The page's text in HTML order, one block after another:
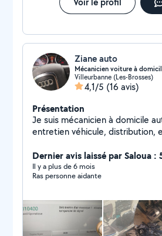
Ziane auto
Mécanicien voiture à
Villeurbanne (Les-Brosses)
4,1/5 (16 avis)
Présentation
Je suis mécanicien à domicile auto
entretien véhicule, distribution,
Dernier avis laissé par Saloua :
Il y a plus de 6 mois
Ras personne aidante